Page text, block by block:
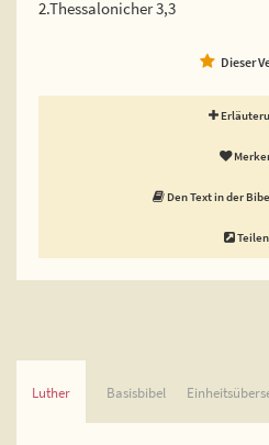
2.Thessalonicher 3,3
Dieser
Den Text in der
Teilen
Luther Basisbibel